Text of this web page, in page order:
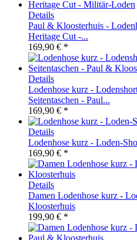
Details
Paul & Kloosterhuis -
Heritage Cut -...
169,90 € *
Details
Lodenhose kurz -
Seitentaschen - Paul...
169,90 € *
Details
Lodenhose kurz - Loden-
169,90 € *
Details
Damen Lodenhose kurz -
Kloosterhuis
199,90 € *